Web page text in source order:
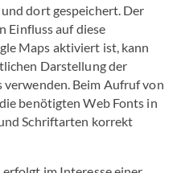
dort gespeichert. Der
Einfluss auf diese
Maps aktiviert ist, kann
Darstellung der
Beim Aufruf von
benötigten Web Fonts in
Schriftarten korrekt